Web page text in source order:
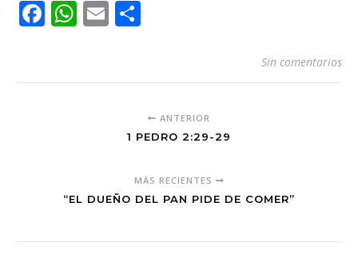
Facebook
WhatsApp
Email
Sin comentarios
ANTERIOR
1 PEDRO 2:29-29
MÁS RECIENTES
“EL DUEÑO DEL PAN PIDE DE COMER”